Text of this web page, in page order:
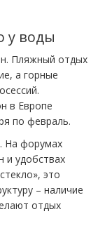
у воды
Пляжный отдых
а горные
в Европе
по февраль.
На форумах
и удобствах
это
– наличие
отдых